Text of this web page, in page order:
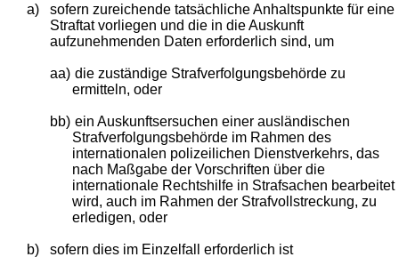
a)
sofern zureichende tatsächliche Anhaltspunkte für eine
Straftat vorliegen und die in die Auskunft
aufzunehmenden Daten erforderlich sind, um
aa) die zuständige Strafverfolgungsbehörde zu
ermitteln, oder
bb) ein Auskunftsersuchen einer ausländischen
Strafverfolgungsbehörde im Rahmen des
internationalen polizeilichen Dienstverkehrs, das
nach Maßgabe der Vorschriften über die
internationale Rechtshilfe in Strafsachen bearbeitet
wird, auch im Rahmen der Strafvollstreckung, zu
erledigen, oder
b) sofern dies im Einzelfall erforderlich ist